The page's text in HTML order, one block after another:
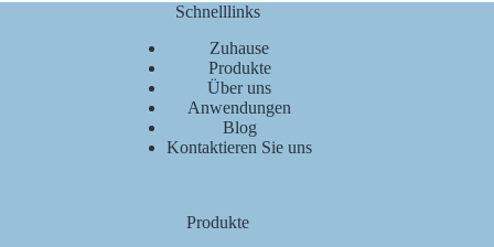
Schnelllinks
Zuhause
Produkte
Über uns
Anwendungen
Blog
Kontaktieren Sie uns
Produkte